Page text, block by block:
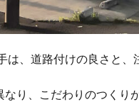
は、道路付けの良さと
り、こだわりのつくり